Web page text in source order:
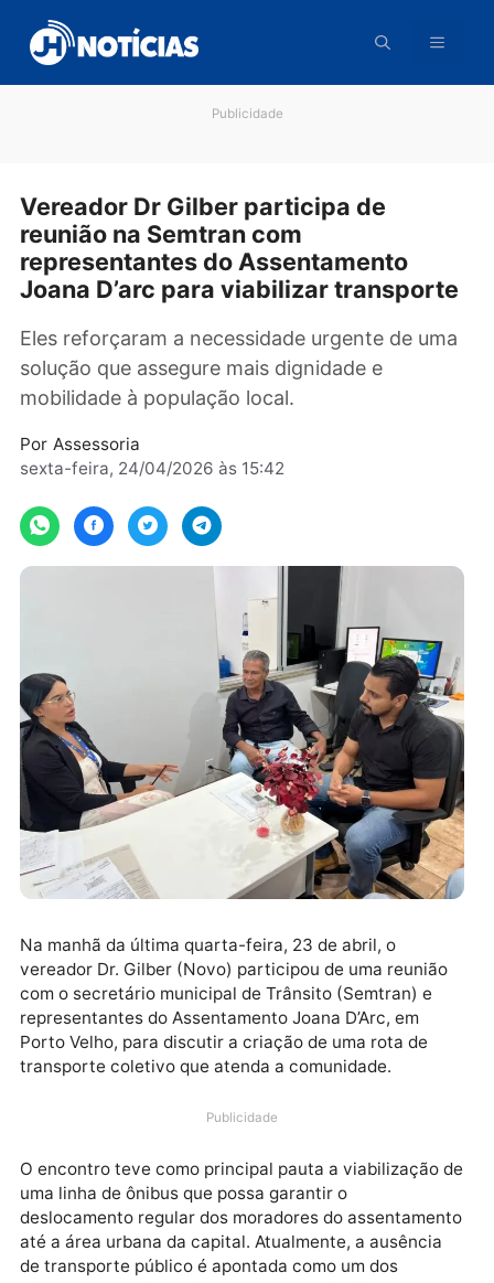
para
conteúdo
Vereador Dr Gilber participa de
reunião na Semtran com
representantes do Assentamento
Eles reforçaram a necessidade urgente de
solução que assegure mais dignidade e
mobilidade à população local.
sexta-feira, 24/04/2026 às 15:42
Na manhã da última quarta-feira, 23 de abril, o
vereador Dr. Gilber (Novo) participou de uma
Porto Velho, para discutir a criação de uma rota de
transporte coletivo que atenda a comunidade.
Publicidade